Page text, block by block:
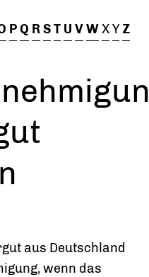
PQ RST U VWXYZ
aus Deutschland
wenn das